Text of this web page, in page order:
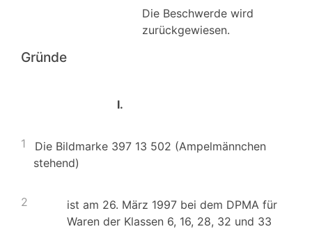
Die Beschwerde wird
zurückgewiesen.
Gründe
I.
1
Die Bildmarke 397 13 502 (Ampelmännchen
stehend)
2
ist am 26. März 1997 bei dem DPMA für
Waren der Klassen 6, 16, 28, 32 und 33